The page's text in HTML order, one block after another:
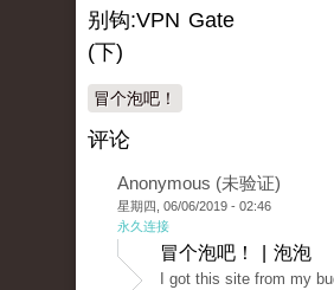
别钩:VPN Gate
(下)
冒个泡吧！
评论
Anonymous (未验证)
星期四, 06/06/2019 - 02:46
永久连接
冒个泡吧！ | 泡泡
I got this site from my